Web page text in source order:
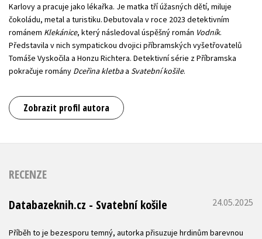
Karlovy a pracuje jako lékařka. Je matka tří úžasných dětí, miluje
čokoládu, metal a turistiku. Debutovala v roce 2023 detektivním
románem Klekánice, který následoval úspěšný román Vodník.
Představila v nich sympatickou dvojici příbramských vyšetřovatelů
Tomáše Vyskočila a Honzu Richtera. Detektivní série z Příbramska
pokračuje romány Dceřina kletbaa Svatební košile.
Zobrazit profil autora
RECENZE
Databazeknih.cz - Svatební košile
24.05.2025
Příběh to je bezesporu temný, autorka přisuzuje hrdinům barevnou